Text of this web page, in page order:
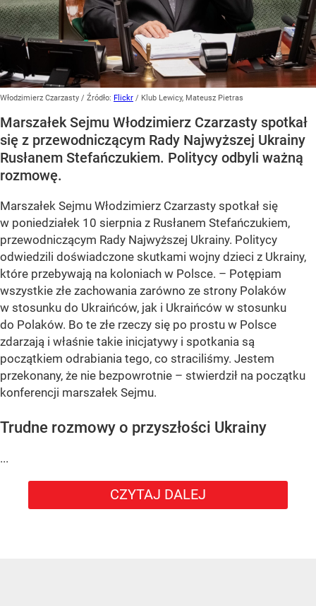
Włodzimierz Czarzasty / Źródło: Flickr / Klub Lewicy, Mateusz Pietras
Marszałek Sejmu Włodzimierz Czarzasty spotkał
się z przewodniczącym Rady Najwyższej Ukrainy
Rusłanem Stefańczukiem. Politycy odbyli ważną
rozmowę.
Marszałek Sejmu Włodzimierz Czarzasty spotkał się
w poniedziałek 10 sierpnia z Rusłanem Stefańczukiem,
przewodniczącym Rady Najwyższej Ukrainy. Politycy
odwiedzili doświadczone skutkami wojny dzieci z Ukrainy,
które przebywają na koloniach w Polsce. – Potępiam
wszystkie złe zachowania zarówno ze strony Polaków
w stosunku do Ukraińców, jak i Ukraińców w stosunku
do Polaków. Bo te złe rzeczy się po prostu w Polsce
zdarzają i właśnie takie inicjatywy i spotkania są
początkiem odrabiania tego, co straciliśmy. Jestem
przekonany, że nie bezpowrotnie – stwierdził na początku
konferencji marszałek Sejmu.
Trudne rozmowy o przyszłości Ukrainy
...
CZYTAJ DALEJ